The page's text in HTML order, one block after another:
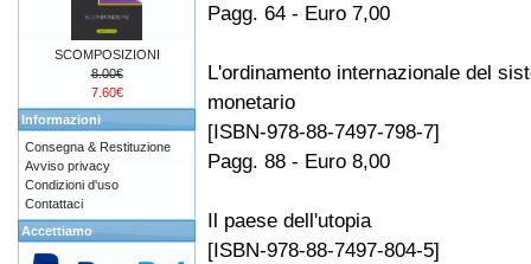
Pagg. 64 - Euro 7,00
L'ordinamento internazionale del
monetario
[ISBN-978-88-7497-798-7]
Pagg. 88 - Euro 8,00
Il paese dell'utopia
[ISBN-978-88-7497-804-5]
SCOMPOSIZIONI
8.00€
7.60€
Informazioni
Consegna & Restituzione
Avviso privacy
Condizioni d'uso
Contattaci
Accettiamo